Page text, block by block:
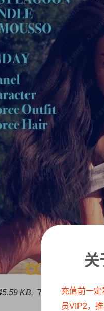
KB, 下载次数: 0)
关
充值前一
员VIP2，